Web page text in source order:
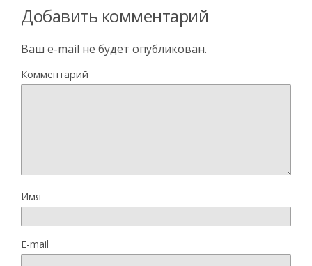
Добавить комментарий
Ваш e-mail не будет опубликован.
Комментарий
Имя
E-mail